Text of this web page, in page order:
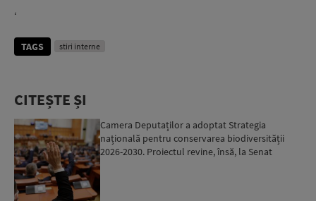
‘
TAGS stiri interne
CITEȘTE ȘI
Camera Deputaților a adoptat Strategia
națională pentru conservarea biodiversității
2026-2030. Proiectul revine, însă, la Senat